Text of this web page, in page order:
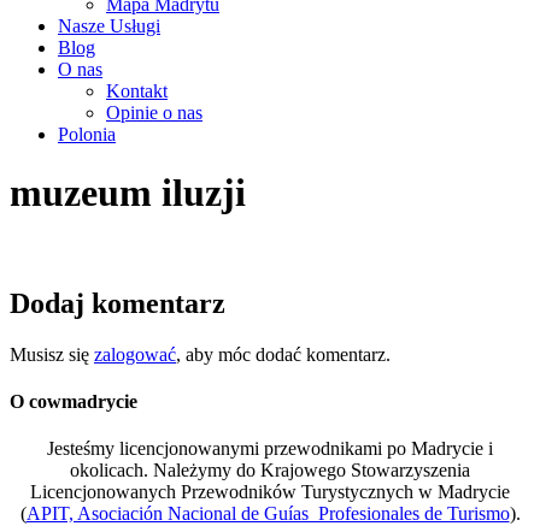
Mapa Madrytu
Nasze Usługi
Blog
O nas
Kontakt
Opinie o nas
Polonia
muzeum iluzji
Dodaj komentarz
Musisz się zalogować, aby móc dodać komentarz.
O cowmadrycie
Jesteśmy licencjonowanymi przewodnikami po Madrycie i
okolicach. Należymy do Krajowego Stowarzyszenia
Licencjonowanych Przewodników Turystycznych w Madrycie
(APIT, Asociación Nacional de Guías Profesionales de Turismo).